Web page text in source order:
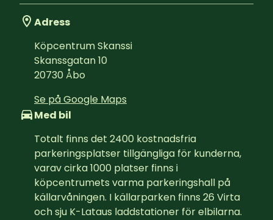
Adress
Köpcentrum Skanssi
Skanssgatan 10
20730 Åbo
Se på Google Maps
Med bil
Totalt finns det 2400 kostnadsfria
parkeringsplatser tillgängliga för kunderna,
varav cirka 1000 platser finns i
köpcentrumets varma parkeringshall på
källarvåningen. I källarparken finns 26 Virta
och sju K-Lataus laddstationer för elbilarna.